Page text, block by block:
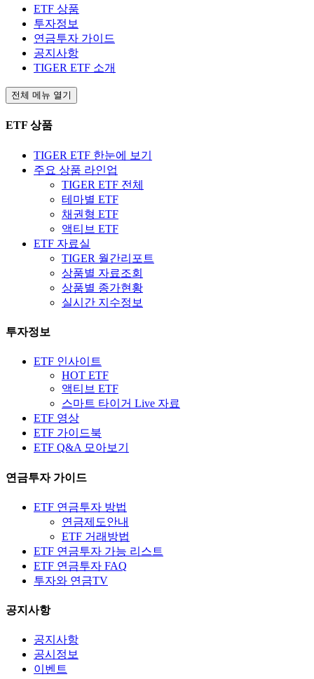
ETF 상품
투자정보
연금투자 가이드
공지사항
TIGER ETF 소개
전체 메뉴 열기
ETF 상품
TIGER ETF 한눈에 보기
주요 상품 라인업
TIGER ETF 전체
테마별 ETF
채권형 ETF
액티브 ETF
ETF 자료실
TIGER 월간리포트
상품별 자료조회
상품별 종가현황
실시간 지수정보
투자정보
ETF 인사이트
HOT ETF
액티브 ETF
스마트 타이거 Live 자료
ETF 영상
ETF 가이드북
ETF Q&A 모아보기
연금투자 가이드
ETF 연금투자 방법
연금제도안내
ETF 거래방법
ETF 연금투자 가능 리스트
ETF 연금투자 FAQ
투자와 연금TV
공지사항
공지사항
공시정보
이벤트